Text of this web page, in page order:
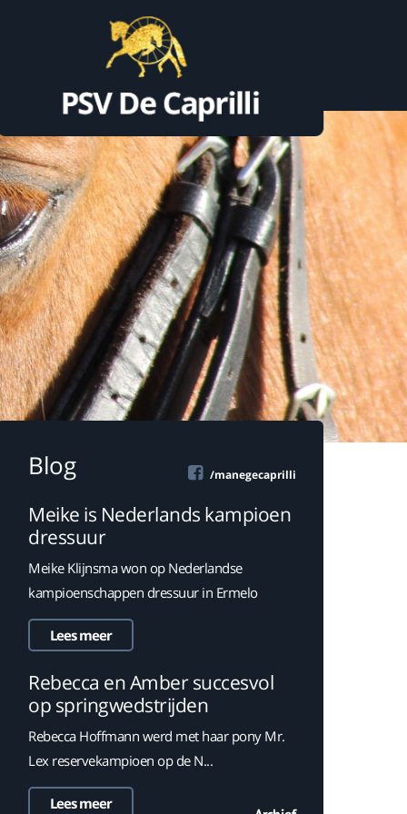
Blog /manegecaprilli
Meike is Nederlands kampioen
dressuur
Meike Klijnsma won op Nederlandse
kampioenschappen dressuur in Ermelo
Lees meer
Rebecca en Amber succesvol
op springwedstrijden
Rebecca Hoffmann werd met haar pony Mr.
Lex reservekampioen op de N...
Lees meer